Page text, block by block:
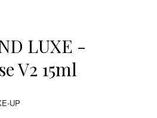
LUXE -
V2 15ml
UP